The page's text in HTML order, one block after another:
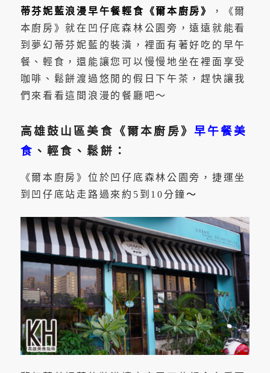
蒂芬妮藍浪漫早午餐輕食《爾本廚房》
，《爾
本廚房》就在凹仔底森林公園旁，遠遠就能看
到夢幻蒂芬妮藍的裝潢，裡面有著好吃的早午
餐、輕食，還能讓您可以慢慢地坐在裡面享受
咖啡、鬆餅渡過悠閒的假日下午茶，趕快讓我
們來看看這間浪漫的餐廳吧～
高雄鼓山區美食《爾本廚房》 早午餐美
食 、輕食、鬆餅：
《爾本廚房》位於凹仔底森林公園旁，捷運坐
到凹仔底站走路過來約5到10分鐘～